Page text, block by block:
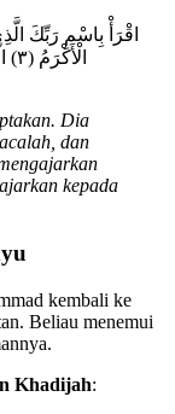
الْأَكْرَمُ (٣) الَّذِي عَلَّمَ بِالْقَلَمِ (٤) عَلَّمَ الْإِنسَانَ مَا لَمْ يَعْلَمْ (٥)
Dia
dan
kepada
kembali ke
Beliau menemui
Khadijah: